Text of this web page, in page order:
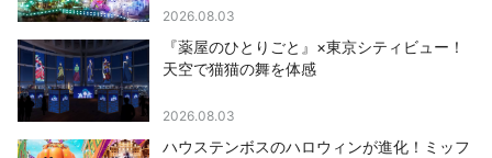
2026.08.03
『薬屋のひとりごと』×東京シティビュー！
天空で猫猫の舞を体感
2026.08.03
ハウステンボスのハロウィンが進化！ミッフ